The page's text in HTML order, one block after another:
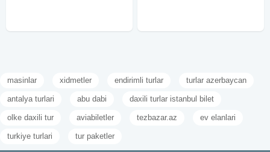
masinlar xidmetler endirimli turlar turlar azerbaycan
antalya turlari abu dabi daxili turlar istanbul bilet
olke daxili tur aviabiletler tezbazar.az ev elanlari
turkiye turlari tur paketler